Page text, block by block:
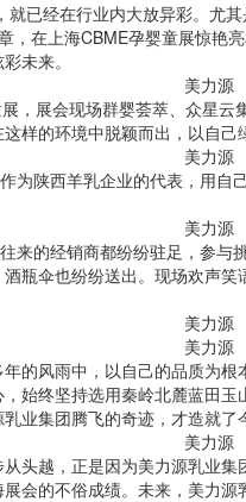
已经在行业内大放异彩。尤
在上海CBME孕婴童展惊
未来。
，展会现场群婴荟萃、众星
样的环境中脱颖而出，以自己
为陕西羊乳企业的代表，用
来的经销商都纷纷驻足，参
伞也纷纷送出。现场欢声
的风雨中，以自己的品质为
始终坚持选用秦岭北麓蓝田
业集团腾飞的奇迹，才造就
头越，正是因为美力源乳业
会的不俗成绩。未来，美力